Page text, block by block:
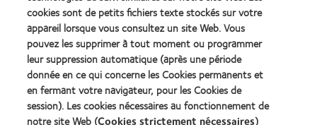
à jour régulièrement sur l’évolution de la situation et
les informations dont vous pourriez avoir besoin.
cookies sont de petits fichiers texte stockés sur votre
appareil lorsque vous consultez un site Web. Vous
pouvez les supprimer à tout moment ou programmer
leur suppression automatique (après une période
donnée en ce qui concerne les Cookies permanents et
en fermant votre navigateur, pour les Cookies de
session). Les cookies nécessaires au fonctionnement de
notre site Web (Cookies strictement nécessaires)